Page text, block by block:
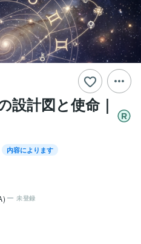
設計図と使命｜
内容によります
未登録